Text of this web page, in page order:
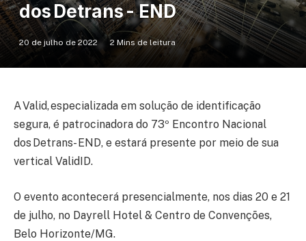
dos Detrans - END
20 de julho de 2022 2 Mins de leitura
A Valid, especializada em solução de identificação
segura, é patrocinadora do 73º Encontro Nacional
dos Detrans - END, e estará presente por meio de sua
vertical ValidID.
O evento acontecerá presencialmente, nos dias 20 e 21
de julho, no Dayrell Hotel & Centro de Convenções,
Belo Horizonte/MG.